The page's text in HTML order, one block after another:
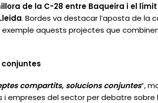
de la C-28 entre Baqueira i el
. Bordes va destacar l’aposta de la
aquests projectes que
compartits, solucions conjuntes”,
empreses del sector per debatre sobre